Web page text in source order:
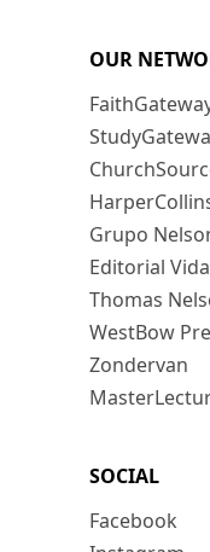
OUR
Grupo
Editorial Vida
Thomas
WestBow
Zondervan
SOCIAL
Facebook